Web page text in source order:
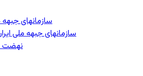
- سازمانهای جبهه
- سازمانهای جبهه ملی
- نهضت